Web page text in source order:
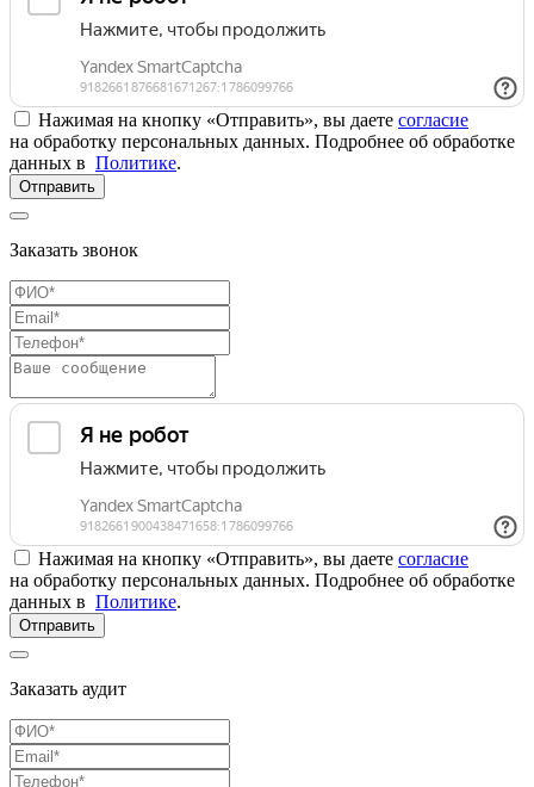
Нажимая на кнопку «Отправить», вы даете согласие
на обработку персональных данных. Подробнее об обработке
данных в Политике.
Отправить
Заказать звонок
Нажимая на кнопку «Отправить», вы даете согласие
на обработку персональных данных. Подробнее об обработке
данных в Политике.
Отправить
Заказать аудит